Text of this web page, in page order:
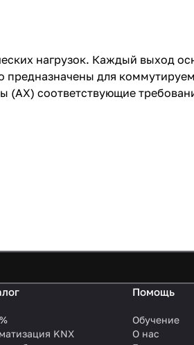
нагрузок. Каждый выход
предназначены для
(AX) соответствующие
KNX
Помощь
Обучение
О нас